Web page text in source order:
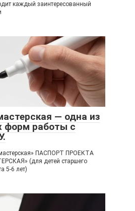
каждый заинтересованный
— одна из
форм работы с
мастерская» ПАСПОРТ ПРОЕКТА
(для детей старшего
5-6 лет)